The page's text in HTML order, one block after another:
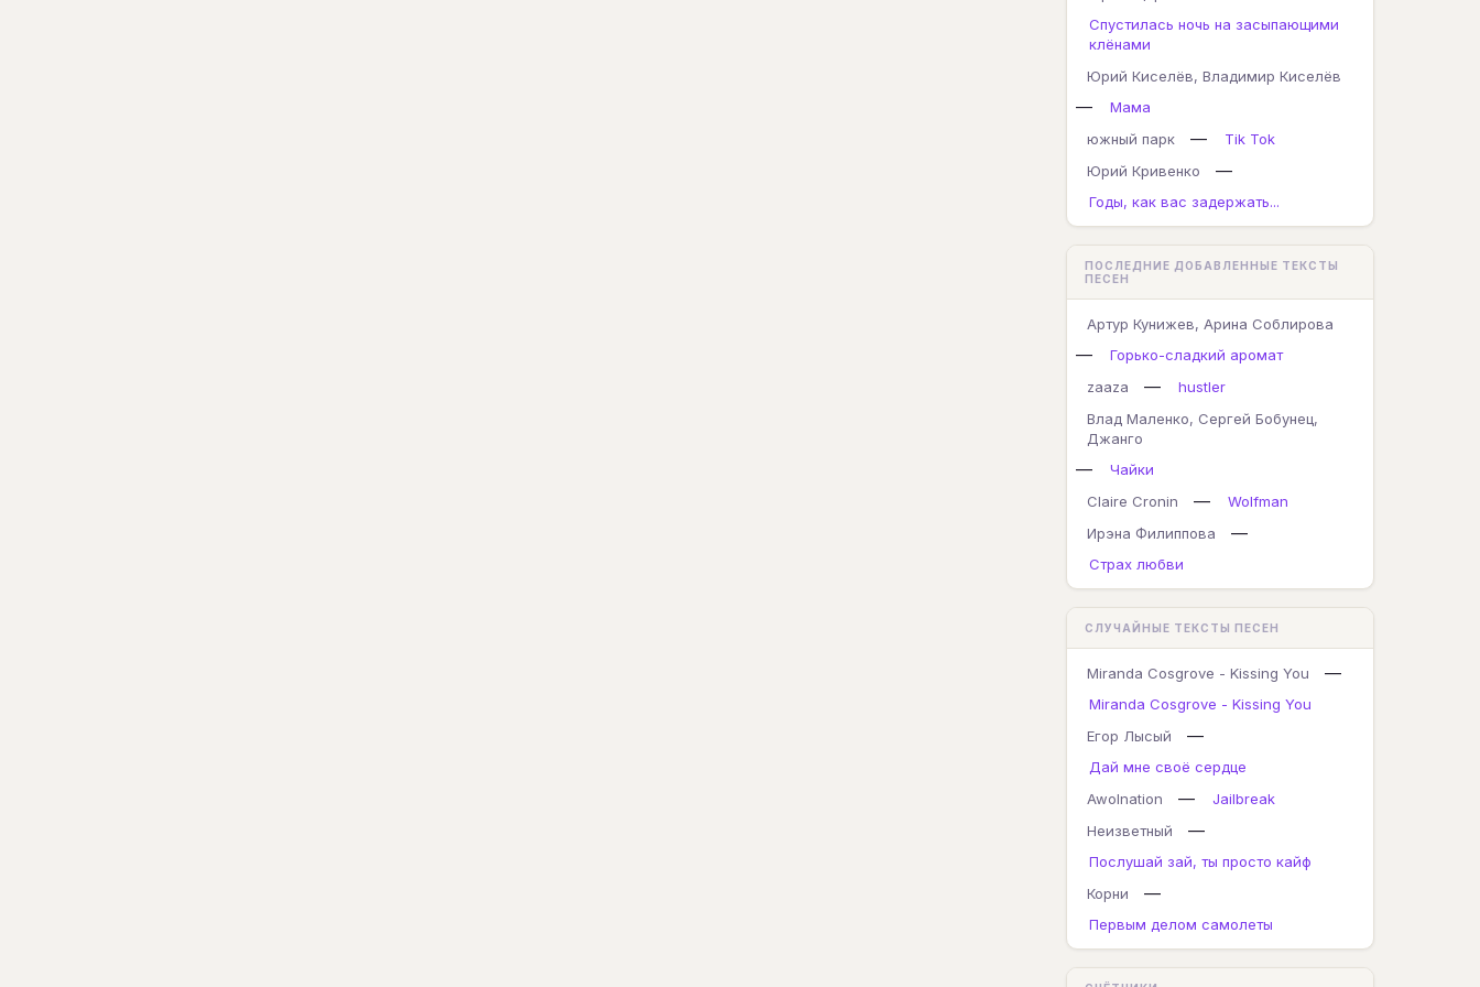
Спустилась ночь на засыпающими
клёнами
Юрий Киселёв, Владимир Киселёв
—
Мама
южный парк
—
Tik Tok
Юрий Кривенко
—
Годы, как вас задержать...
ПОСЛЕДНИЕ ДОБАВЛЕННЫЕ ТЕКСТЫ
ПЕСЕН
Артур Кунижев, Арина Соблирова
—
Горько-сладкий аромат
zaaza
—
hustler
Влад Маленко, Сергей Бобунец,
Джанго
—
Чайки
Claire Cronin
—
Wolfman
Ирэна Филиппова
—
Страх любви
СЛУЧАЙНЫЕ ТЕКСТЫ ПЕСЕН
Miranda Cosgrove - Kissing You —
Miranda Cosgrove - Kissing You
Егор Лысый
—
Дай мне своё сердце
Awolnation
—
Jailbreak
Неизветный
—
Послушай зай, ты просто кайф
Корни
—
Первым делом самолеты